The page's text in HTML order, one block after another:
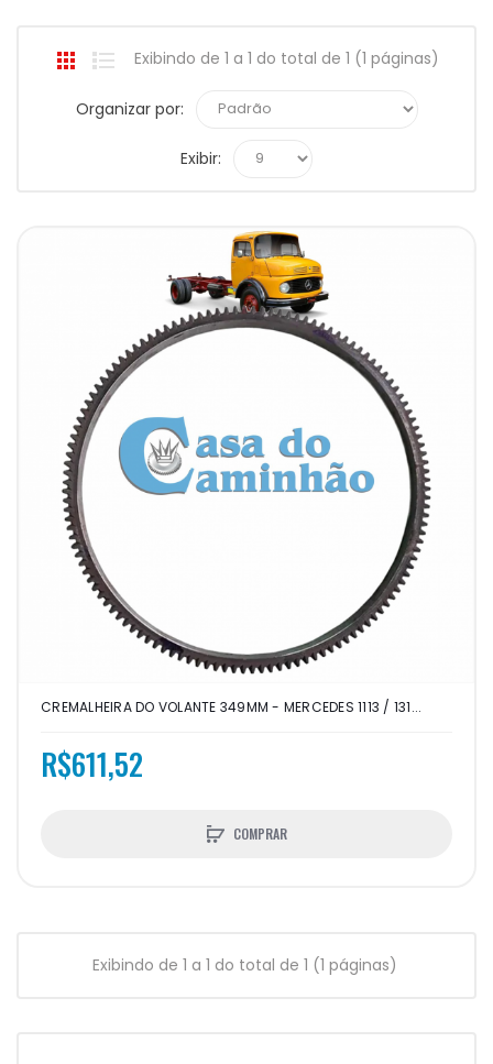
Exibindo de 1 a 1 do total de 1 (1 páginas)
Organizar por:
Exibir:
CREMALHEIRA DO VOLANTE 349MM - MERCEDES 1113 / 131...
R$611,52
COMPRAR
Exibindo de 1 a 1 do total de 1 (1 páginas)